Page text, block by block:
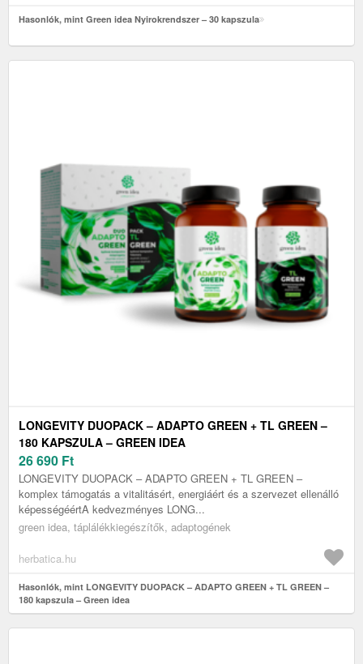
Hasonlók, mint Green idea Nyirokrendszer – 30 kapszula
LONGEVITY DUOPACK – ADAPTO GREEN + TL GREEN –
180 KAPSZULA – GREEN IDEA
26 690 Ft
LONGEVITY DUOPACK – ADAPTO GREEN + TL GREEN –
komplex támogatás a vitalitásért, energiáért és a szervezet ellenálló
képességéértA kedvezményes LONG...
green idea, táplálékkiegészítők, adaptogének
herbatica.hu
Hasonlók, mint LONGEVITY DUOPACK – ADAPTO GREEN + TL GREEN –
180 kapszula – Green idea